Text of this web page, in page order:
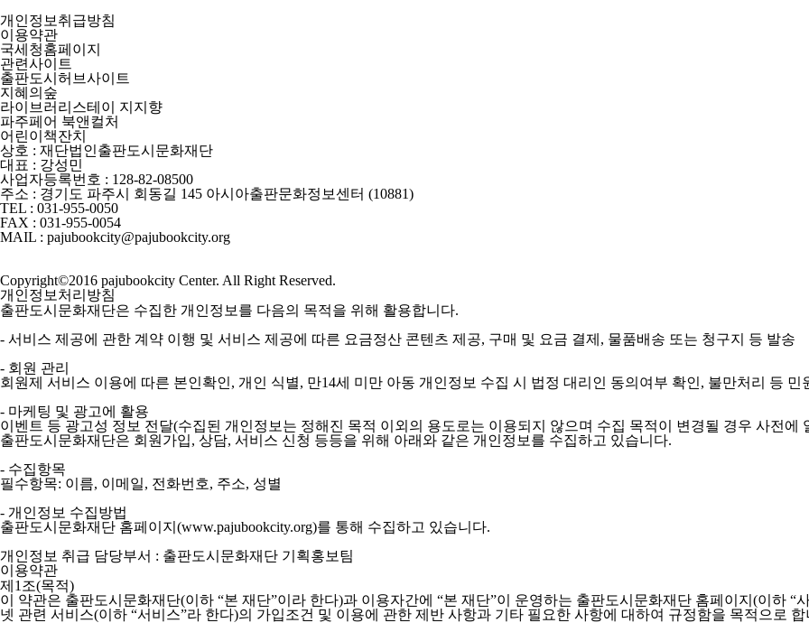
개인정보취급방침
이용약관
국세청홈페이지
관련사이트
출판도시허브사이트
지혜의숲
라이브러리스테이 지지향
파주페어 북앤컬처
어린이책잔치
상호 : 재단법인출판도시문화재단
대표 : 강성민
사업자등록번호 : 128-82-08500
주소 : 경기도 파주시 회동길 145 아시아출판문화정보센터 (10881)
TEL : 031-955-0050
FAX : 031-955-0054
MAIL : pajubookcity@pajubookcity.org
Copyright©2016 pajubookcity Center. All Right Reserved.
개인정보처리방침
출판도시문화재단은 수집한 개인정보를 다음의 목적을 위해 활용합니다.
- 서비스 제공에 관한 계약 이행 및 서비스 제공에 따른 요금정산 콘텐츠 제공, 구매 및 요금 결제, 물품배송 또는 청구지 등 발송
- 회원 관리
회원제 서비스 이용에 따른 본인확인, 개인 식별, 만14세 미만 아동 개인정보 수집 시 법정 대리인 동의여부 확인, 불만처리 등 민
- 마케팅 및 광고에 활용
이벤트 등 광고성 정보 전달(수집된 개인정보는 정해진 목적 이외의 용도로는 이용되지 않으며 수집 목적이 변경될 경우 사전에
출판도시문화재단은 회원가입, 상담, 서비스 신청 등등을 위해 아래와 같은 개인정보를 수집하고 있습니다.
- 수집항목
필수항목: 이름, 이메일, 전화번호, 주소, 성별
- 개인정보 수집방법
출판도시문화재단 홈페이지(www.pajubookcity.org)를 통해 수집하고 있습니다.
개인정보 취급 담당부서 : 출판도시문화재단 기획홍보팀
이용약관
제1조(목적)
이 약관은 출판도시문화재단(이하 “본 재단”이라 한다)과 이용자간에 “본 재단”이 운영하는 출판도시문화재단 홈페이지(이하
넷 관련 서비스(이하 “서비스”라 한다)의 가입조건 및 이용에 관한 제반 사항과 기타 필요한 사항에 대하여 규정함을 목적으로 합